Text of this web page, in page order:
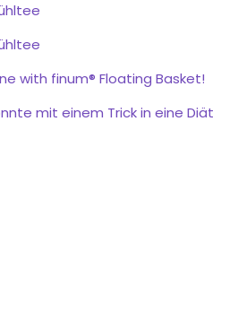
with finum® Floating Basket!
mit einem Trick in eine Diät